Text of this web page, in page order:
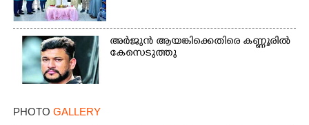
അർജുൻ ആയങ്കിക്കെതിരെ കണ്ണൂരിൽ
കേസെടുത്തു
PHOTO GALLERY